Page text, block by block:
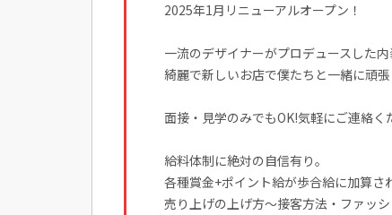
2025年1月リニューアルオープン！
一流のデザイナーがプロデュースした内
綺麗で新しいお店で僕たちと一緒に頑
面接・見学のみでもOK!気軽にご連絡く
給料体制に絶対の自信有り。
各種賞金+ポイント給が歩合給に加算さ
売り上げの上げ方～接客方法・ファッ